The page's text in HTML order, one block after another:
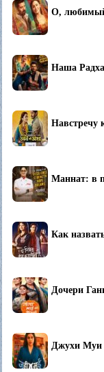
О,
Наша
Навстречу
Маннат: в
Как
Дочери
Джухи Муи